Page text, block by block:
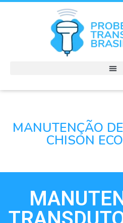
MANUTENÇÃO
CHISON